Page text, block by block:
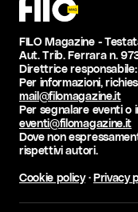
FILO Magazine -
Aut. Trib. Ferrara n.
Direttrice
Per informazioni,
mail@filomagazine.it
Per segnalare eventi o
eventi@filomagazine.it
Dove non
rispettivi autori.
Cookie policy·Privacy